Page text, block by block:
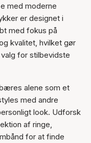
med moderne
er designet i
med fokus på
kvalitet, hvilket gør
for stilbevidste
alene som et
med andre
look. Udforsk
af ringe,
for at finde